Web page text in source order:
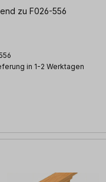
zu F026-556
in 1-2 Werktagen